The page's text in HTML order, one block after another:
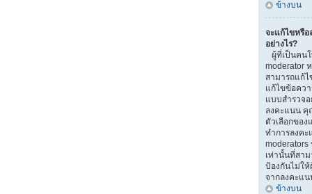
ข้างบน
จะแก้ไขหรื
อย่างไร?
ผู้ที่เป็นคน
moderator
สามารถแก้
แก้ไขข้อคว
แบบสำรวจ
ลงคะแนน คุ
ตัวเลือกขอ
ทำการลงคะ
moderators
เท่านั้นที่สา
ป้องกันไม่ให้
จากลงคะแ
ข้างบน